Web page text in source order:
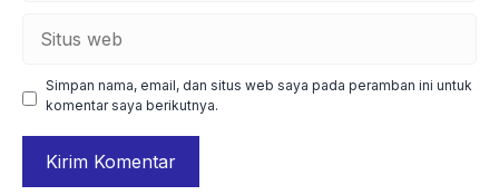
web
Simpan nama, email, dan situs web saya pada peramban ini untuk
komentar saya berikutnya.